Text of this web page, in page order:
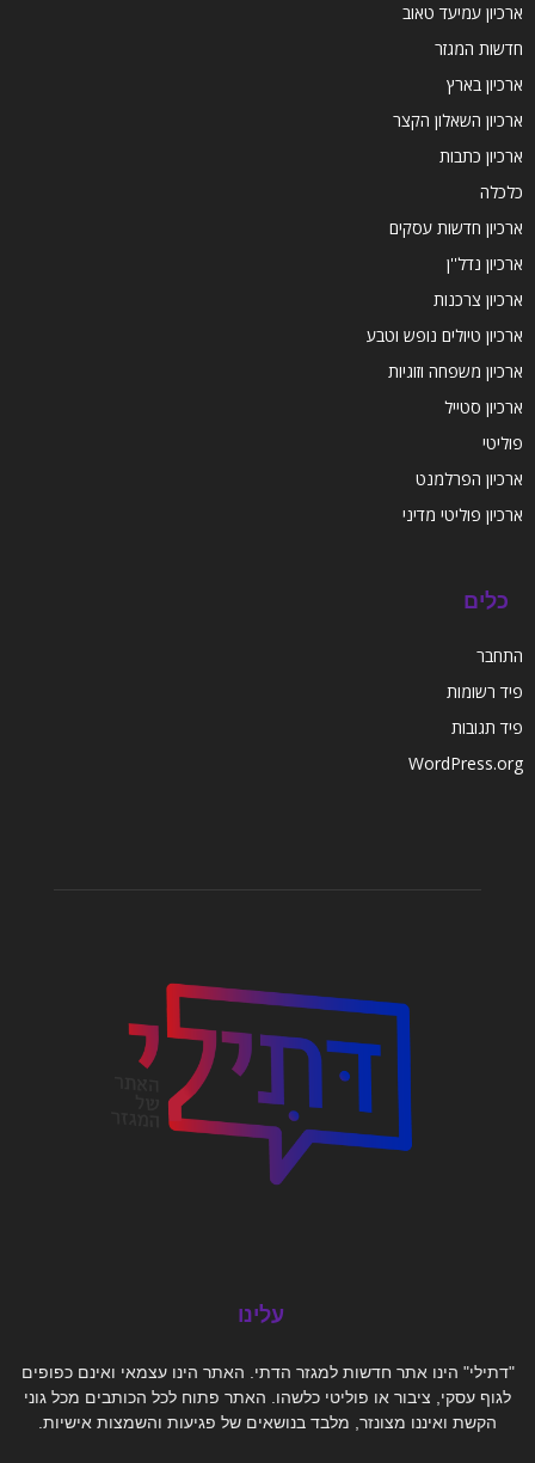
ארכיון עמיעד טאוב
חדשות המגזר
ארכיון בארץ
ארכיון השאלון הקצר
ארכיון כתבות
כלכלה
ארכיון חדשות עסקים
ארכיון נדל''ן
ארכיון צרכנות
ארכיון טיולים נופש וטבע
ארכיון משפחה וזוגיות
ארכיון סטייל
פוליטי
ארכיון הפרלמנט
ארכיון פוליטי מדיני
כלים
התחבר
פיד רשומות
פיד תגובות
WordPress.org
עלינו
"דתילי" הינו אתר חדשות למגזר הדתי. האתר הינו עצמאי ואינם כפופים
לגוף עסקי, ציבור או פוליטי כלשהו. האתר פתוח לכל הכותבים מכל גוני
הקשת ואיננו מצונזר, מלבד בנושאים של פגיעות והשמצות אישיות.